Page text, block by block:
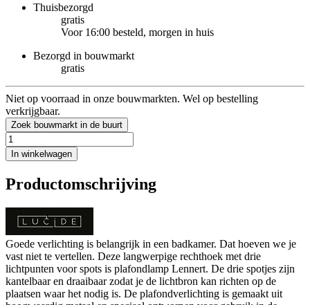
Thuisbezorgd
gratis
Voor 16:00 besteld, morgen in huis
Bezorgd in bouwmarkt
gratis
Niet op voorraad in onze bouwmarkten. Wel op bestelling
verkrijgbaar.
Zoek bouwmarkt in de buurt
In winkelwagen
Productomschrijving
Goede verlichting is belangrijk in een badkamer. Dat hoeven we je
vast niet te vertellen. Deze langwerpige rechthoek met drie
lichtpunten voor spots is plafondlamp Lennert. De drie spotjes zijn
kantelbaar en draaibaar zodat je de lichtbron kan richten op de
plaatsen waar het nodig is. De plafondverlichting is gemaakt uit